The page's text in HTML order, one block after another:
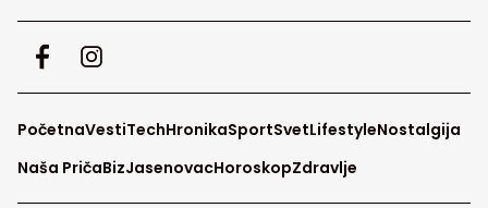
PočetnaVestiTechHronikaSportSvetLifestyleNostalgija
Naša PričaBizJasenovacHoroskopZdravlje